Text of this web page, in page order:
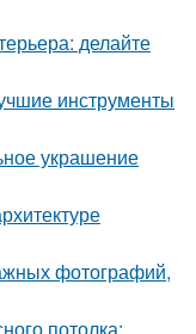
делайте
инструменты
украшение
фотографий,
потолка: